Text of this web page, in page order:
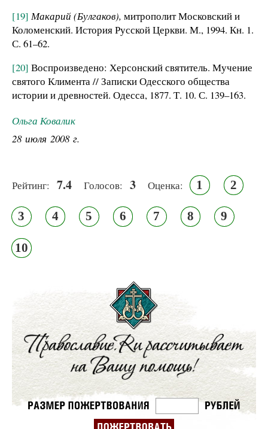
[19] Макарий (Булгаков), митрополит Московский и
Коломенский. История Русской Церкви. М., 1994. Кн. 1.
С. 61–62.
[20] Воспроизведено: Херсонский святитель. Мучение
святого Климента // Записки Одесского общества
истории и древностей. Одесса, 1877. Т. 10. С. 139–163.
Ольга Ковалик
28 июля 2008 г.
Рейтинг: 7.4 Голосов: 3 Оценка: 1 2
3 4 5 6 7 8 9
10